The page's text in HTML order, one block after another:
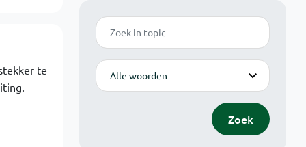
Zoek
Modus
Zoek
te